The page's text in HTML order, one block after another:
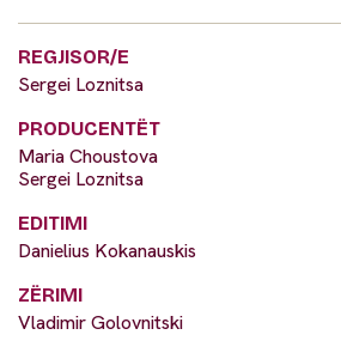
REGJISOR/E
Sergei Loznitsa
PRODUCENTËT
Maria Choustova
Sergei Loznitsa
EDITIMI
Danielius Kokanauskis
ZËRIMI
Vladimir Golovnitski